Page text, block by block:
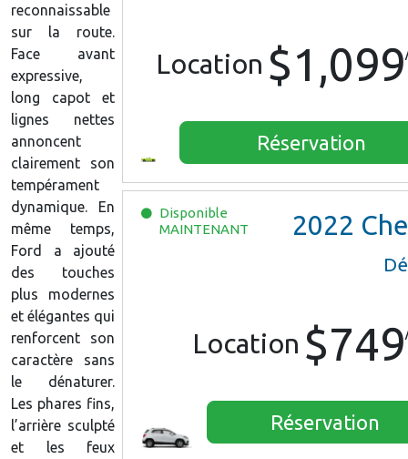
Location $1,099
Réservation
Disponible
MAINTENANT
2022 Chevrolet Trax LS
Location $749
Réservation
reconnaissable
sur la route.
Face avant
expressive,
long capot et
lignes nettes
annoncent
clairement son
tempérament
dynamique. En
même temps,
Ford a ajouté
des touches
plus modernes
et élégantes qui
renforcent son
caractère sans
le dénaturer.
Les phares fins,
l’arrière sculpté
et les feux